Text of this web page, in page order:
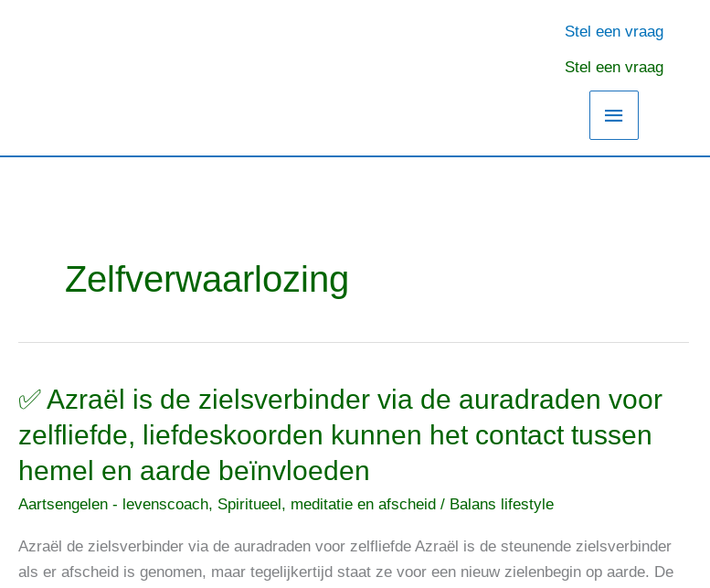
Hoofdmenu
Stel een vraag
Stel een vraag
Zelfverwaarlozing
✅ Azraël is de zielsverbinder via de auradraden voor
zelfliefde, liefdeskoorden kunnen het contact tussen
hemel en aarde beïnvloeden
Aartsengelen - levenscoach, Spiritueel, meditatie en afscheid / Balans lifestyle
Azraël de zielsverbinder via de auradraden voor zelfliefde Azraël is de steunende zielsverbinder
als er afscheid is genomen, maar tegelijkertijd staat ze voor een nieuw zielenbegin op aarde. De
✅
is
de
zielsverbinder
de
auradraden